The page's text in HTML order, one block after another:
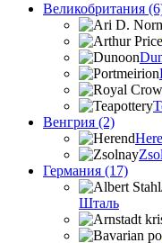
Великобритания
Венгрия (2)
Германия (17)
Шталь